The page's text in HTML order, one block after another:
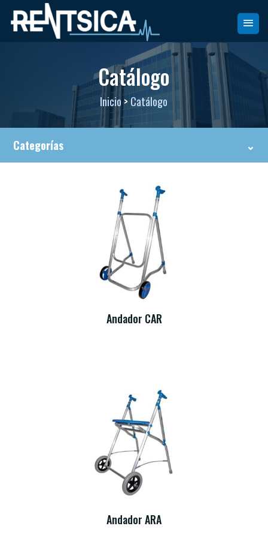
Catálogo
Inicio> Catálogo
Categorías ⌄
Andador CAR
Andador ARA